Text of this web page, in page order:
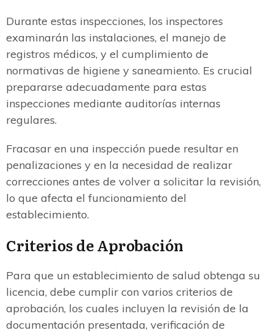
Durante estas inspecciones, los inspectores
examinarán las instalaciones, el manejo de
registros médicos, y el cumplimiento de
normativas de higiene y saneamiento. Es crucial
prepararse adecuadamente para estas
inspecciones mediante auditorías internas
regulares.
Fracasar en una inspección puede resultar en
penalizaciones y en la necesidad de realizar
correcciones antes de volver a solicitar la revisión,
lo que afecta el funcionamiento del
establecimiento.
Criterios de Aprobación
Para que un establecimiento de salud obtenga su
licencia, debe cumplir con varios criterios de
aprobación, los cuales incluyen la revisión de la
documentación presentada, verificación de